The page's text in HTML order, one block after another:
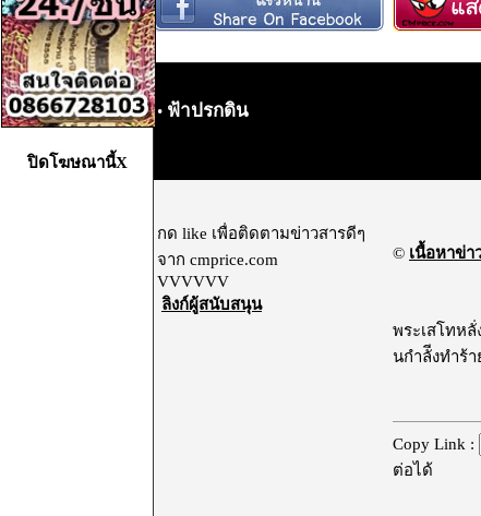
• ฟ้าปรกดิน
กด like เพื่อติดตามข่าวสารดีๆ
จาก cmprice.com
VVVVVV
ลิงก์ผู้สนับสนุน
© เนื้อหาข่า
พระเสโทห
นกำลัีงทำร้
Copy Link :
ต่อได้
ปิดโฆษณานี้X